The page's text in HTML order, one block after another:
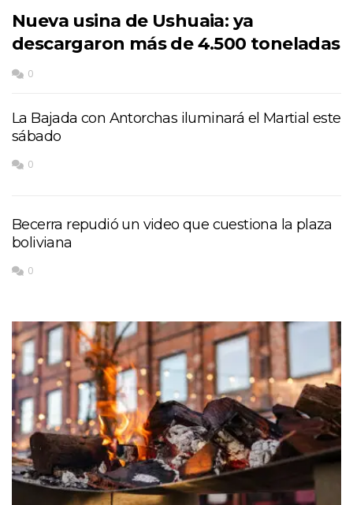
Nueva usina de Ushuaia: ya
descargaron más de 4.500 toneladas
0
La Bajada con Antorchas iluminará el Martial este
sábado
0
Becerra repudió un video que cuestiona la plaza
boliviana
0